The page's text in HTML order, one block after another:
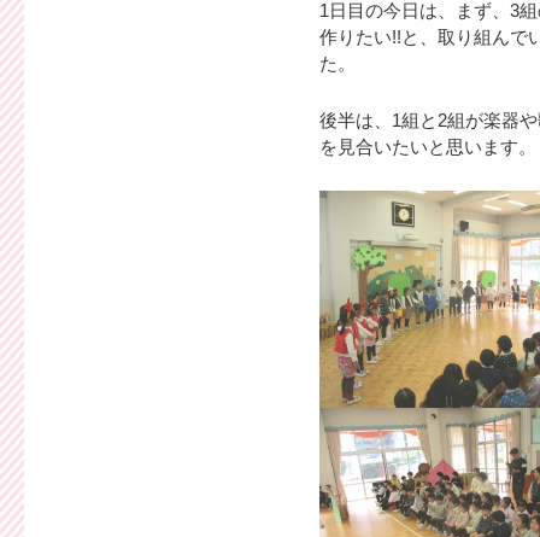
1日目の今日は、まず、3
作りたい!!と、取り組んで
た。
後半は、1組と2組が楽器
を見合いたいと思います。